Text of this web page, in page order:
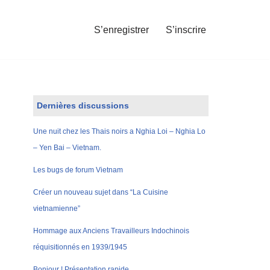
S’enregistrer S’inscrire
Dernières discussions
Une nuit chez les Thais noirs a Nghia Loi – Nghia Lo
– Yen Bai – Vietnam.
Les bugs de forum Vietnam
Créer un nouveau sujet dans “La Cuisine
vietnamienne”
Hommage aux Anciens Travailleurs Indochinois
réquisitionnés en 1939/1945